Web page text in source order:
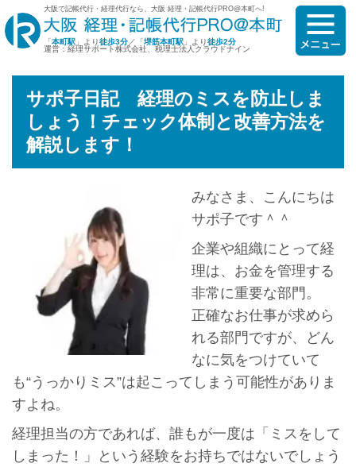
大阪で記帳代行・経理代行なら、大阪 経理・記帳代行PRO@本町へ!
「本町駅 」より徒歩3分／「堺筋本町駅 」より徒歩2分
運営：経理サポート株式会社、税理士法人クラウドナイン
サポ子日記 経理のミスを防止しま
しょう！チェック体制と改善方法を
解説します！
みなさま、こんにちは
サポ子です＾＾
企業や組織にとって経
理は、お金を管理する
非常に重要な部門。
正確なお仕事が求めら
れる部門ですが、どん
なに気をつけていて
も“うっかりミス”は起こってしまう可能性がありま
すよね。
経理担当の方であれば、誰もが一度は「ミスをして
しまった！」という経験をお持ちではないでしょう